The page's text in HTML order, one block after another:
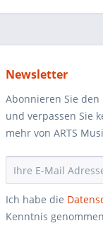
Newsletter
Abonnieren Sie
und verpassen Sie
mehr von ARTS
Ich habe die
Kenntnis